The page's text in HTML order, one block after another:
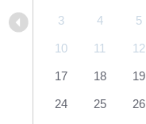
3 4 5
10 11 12
17 18 19
24 25 26